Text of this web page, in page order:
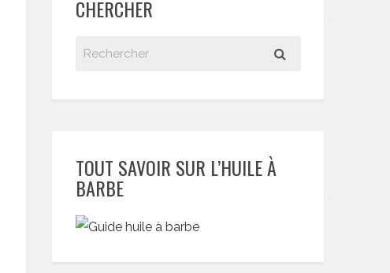
CHERCHER
TOUT SAVOIR SUR L’HUILE À
BARBE